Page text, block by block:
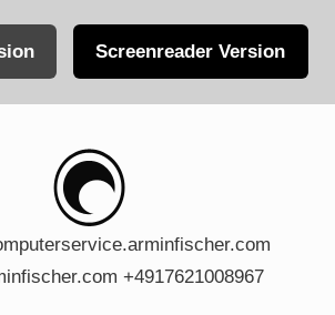
Screenreader Version
+4917621008967